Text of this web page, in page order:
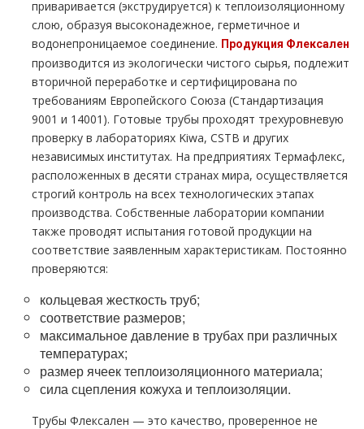
приваривается (экструдируется) к теплоизоляционному
слою, образуя высоконадежное, герметичное и
водонепроницаемое соединение. Продукция Флексален
производится из экологически чистого сырья, подлежит
вторичной переработке и сертифицирована по
требованиям Европейского Союза (Стандартизация
9001 и 14001). Готовые трубы проходят трехуровневую
проверку в лабораториях Kiwa, CSTB и других
независимых институтах. На предприятиях Термафлекс,
расположенных в десяти странах мира, осуществляется
строгий контроль на всех технологических этапах
производства. Собственные лаборатории компании
также проводят испытания готовой продукции на
соответствие заявленным характеристикам. Постоянно
проверяются:
кольцевая жесткость труб;
соответствие размеров;
максимальное давление в трубах при различных
температурах;
размер ячеек теплоизоляционного материала;
сила сцепления кожуха и теплоизоляции.
Трубы Флексален — это качество, проверенное не